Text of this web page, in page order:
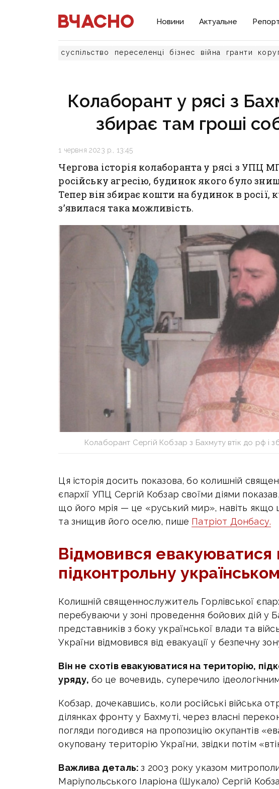
Новини Актуальне
суспільство переселенці бізнес війна гранти
Колаборант у рясі з
збирає там гроші
1 червня 2023 р., 13:45
Чергова історія колаборанта у рясі з УПЦ
російську агресію, будинок якого було
Тепер він збирає кошти на будинок в росії,
з’явилася така можливість.
Колаборант Сергій Кобзар з Бахмуту втік до рф і
Ця історія досить показова, бо колишній
єпархії УПЦ Сергій Кобзар своїми діями
що його мрія — це «руський мир», навіть якщо
та знищив його оселю, пише Патріот Донбасу.
Відмовився евакуюватися
підконтрольну
Колишній священнослужитель Горлівської
перебуваючи у зоні проведення бойових дій у
представників з боку української влади та
України відмовився від евакуації у безпечну
Він не схотів евакуюватися на територію,
уряду, бо це вочевидь, суперечило
Кобзар, дочекавшись, коли російські війська
ділянках фронту у Бахмуті, через власні
погляди погодився на пропозицію окупантів
окуповану територію України, звідки потім
Важлива деталь:з 2003 року указом
Маріупольського Іларіона (Шукало) Сергій